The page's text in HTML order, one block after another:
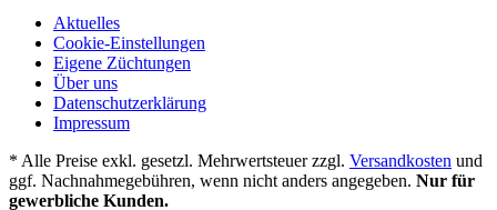
Aktuelles
Cookie-Einstellungen
Eigene Züchtungen
Über uns
Datenschutzerklärung
Impressum
* Alle Preise exkl. gesetzl. Mehrwertsteuer zzgl. Versandkosten und
ggf. Nachnahmegebühren, wenn nicht anders angegeben. Nur für
gewerbliche Kunden.